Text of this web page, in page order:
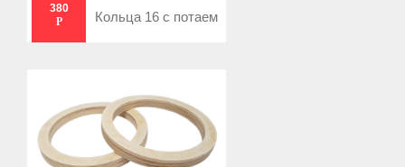
380
Р
Кольца 16 с потаем